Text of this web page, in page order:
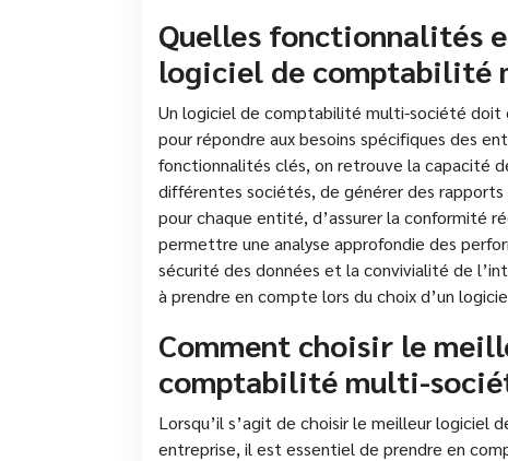
Quelles fonctionnalités
logiciel de comptabilité
Un logiciel de comptabilité multi-société
pour répondre aux besoins spécifiques des
fonctionnalités clés, on retrouve la capacité
différentes sociétés, de générer des
pour chaque entité, d’assurer la conformité
permettre une analyse approfondie des
sécurité des données et la convivialité de
à prendre en compte lors du choix d’un
Comment choisir le
comptabilité multi-
Lorsqu’il s’agit de choisir le meilleur
entreprise, il est essentiel de prendre en